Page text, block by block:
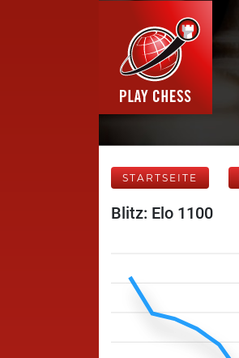
STARTSEITE
Blitz: Elo 1100